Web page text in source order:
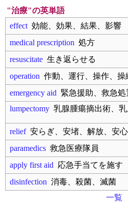
"治療"の英単語
effect 効能、効果、結果、影響
medical prescription 処方
resuscitate 生き返らせる
operation 作動、運行、操作、操
emergency aid 緊急援助、救急処
lumpectomy 乳腺腫瘍摘出術、
relief安らぎ、安堵、解放、安
paramedics 救急医療隊員
apply first aid 応急手当てを施す
disinfection 消毒、殺菌、滅菌
一覧